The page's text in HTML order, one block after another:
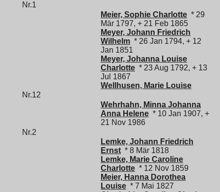
Nr.1
Meier, Sophie Charlotte * 29
Mär 1797, + 21 Feb 1865
Meyer, Johann Friedrich
Wilhelm * 26 Jan 1794, + 12
Jan 1851
Meyer, Johanna Louise
Charlotte * 23 Aug 1792, + 13
Jul 1867
Wellhusen, Marie Louise
Nr.12
Wehrhahn, Minna Johanna
Anna Helene * 10 Jan 1907, +
21 Nov 1986
Nr.2
Lemke, Johann Friedrich
Ernst * 8 Mär 1818
Lemke, Marie Caroline
Charlotte * 12 Nov 1859
Meier, Hanna Dorothea
Louise * 7 Mai 1827